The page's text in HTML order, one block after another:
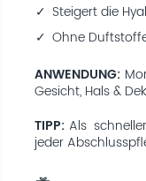
Steigert die
Ohne
ANWENDUNG
Gesicht, Hals &
TIPP Als
jeder